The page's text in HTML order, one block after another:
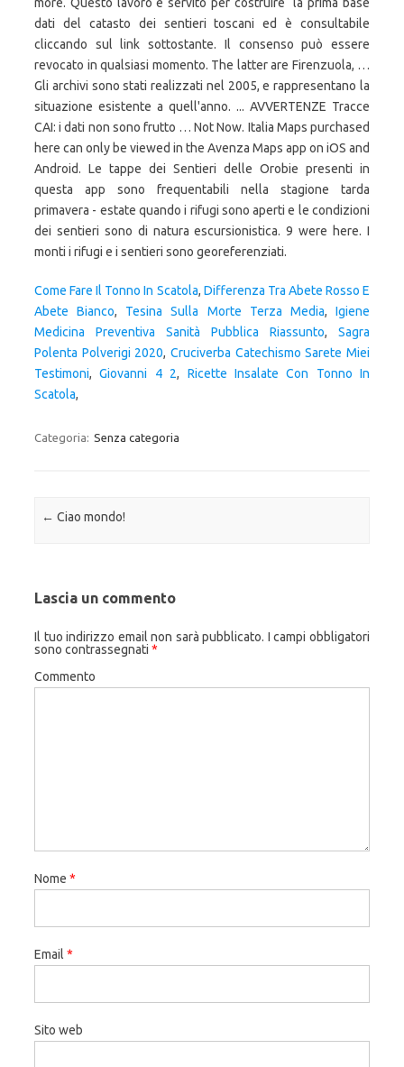
Come Fare Il Tonno In Scatola, Differenza Tra Abete Rosso E
Abete Bianco, Tesina Sulla Morte Terza Media,Igiene
Medicina Preventiva Sanità Pubblica Riassunto, Sagra
Polenta Polverigi 2020,Cruciverba Catechismo Sarete Miei
Testimoni,Giovanni 4 2, Ricette Insalate Con Tonno In
Scatola,
Categoria: Senza categoria
Navigazione articolo
← Ciao mondo!
Lascia un commento
Il tuo indirizzo email non sarà pubblicato. I campi obbligatori
sono contrassegnati *
Commento
Nome *
Email *
Sito web